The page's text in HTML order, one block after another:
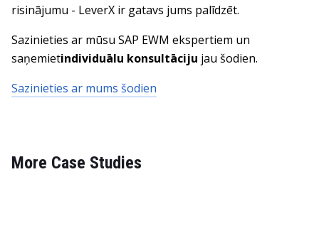
risinājumu - LeverX ir gatavs jums palīdzēt.
Sazinieties ar mūsu SAP EWM ekspertiem un
saņemietindividuālu konsultāciju jau šodien.
Sazinieties ar mums šodien
More Case Studies